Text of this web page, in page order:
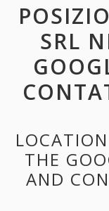
SRL
THE
AND